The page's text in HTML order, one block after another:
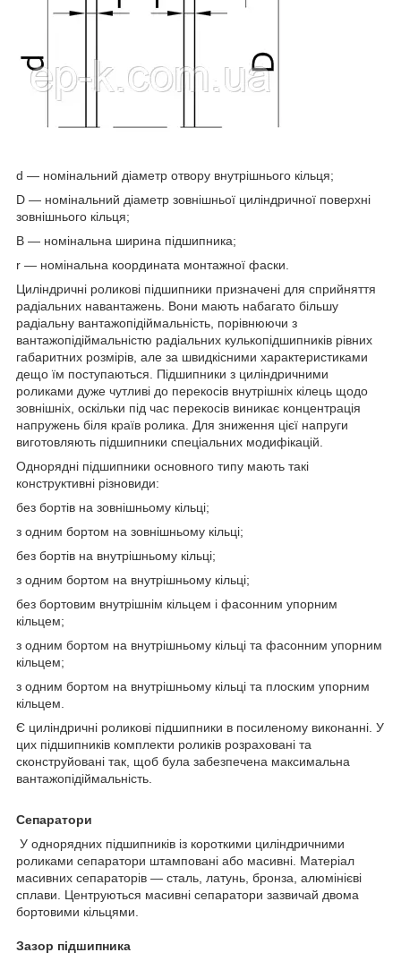
d — номінальний діаметр отвору внутрішнього кільця;
D — номінальний діаметр зовнішньої циліндричної поверхні
зовнішнього кільця;
B — номінальна ширина підшипника;
r — номінальна координата монтажної фаски.
Циліндричні роликові підшипники призначені для сприйняття
радіальних навантажень. Вони мають набагато більшу
радіальну вантажопідіймальність, порівнюючи з
вантажопідіймальністю радіальних кулькопідшипників рівних
габаритних розмірів, але за швидкісними характеристиками
дещо їм поступаються. Підшипники з циліндричними
роликами дуже чутливі до перекосів внутрішніх кілець щодо
зовнішніх, оскільки під час перекосів виникає концентрація
напружень біля країв ролика. Для зниження цієї напруги
виготовляють підшипники спеціальних модифікацій.
Однорядні підшипники основного типу мають такі
конструктивні різновиди:
без бортів на зовнішньому кільці;
з одним бортом на зовнішньому кільці;
без бортів на внутрішньому кільці;
з одним бортом на внутрішньому кільці;
без бортовим внутрішнім кільцем і фасонним упорним
кільцем;
з одним бортом на внутрішньому кільці та фасонним упорним
кільцем;
з одним бортом на внутрішньому кільці та плоским упорним
кільцем.
Є циліндричні роликові підшипники в посиленому виконанні. У
цих підшипників комплекти роликів розраховані та
сконструйовані так, щоб була забезпечена максимальна
вантажопідіймальність.
Сепаратори
У однорядних підшипників із короткими циліндричними
роликами сепаратори штамповані або масивні. Матеріал
масивних сепараторів — сталь, латунь, бронза, алюмінієві
сплави. Центруються масивні сепаратори зазвичай двома
бортовими кільцями.
Зазор підшипника